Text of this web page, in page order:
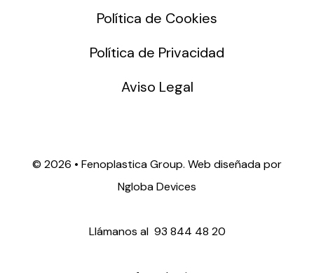
Política de Cookies
Política de Privacidad
Aviso Legal
© 2026 • Fenoplastica Group. Web diseñada por
Ngloba Devices
Llámanos al 93 844 48 20